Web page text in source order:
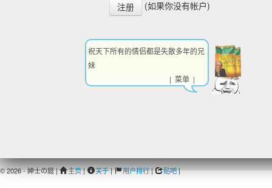
注册 (如果你没有帐户)
© 2026 - 紳士の庭 | 主页| 关于| 用户排行| 贴吧|
祝天下所有的情侣都是失散多年的兄
妹
| 菜单 |